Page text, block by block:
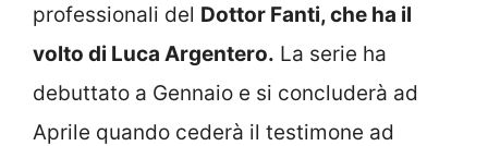
professionali del Dottor Fanti, che ha il
volto di Luca Argentero. La serie ha
debuttato a Gennaio e si concluderà ad
Aprile quando cederà il testimone ad